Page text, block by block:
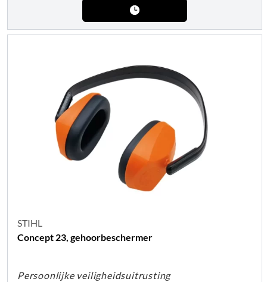
STIHL
Concept 23, gehoorbeschermer
Persoonlijke veiligheidsuitrusting